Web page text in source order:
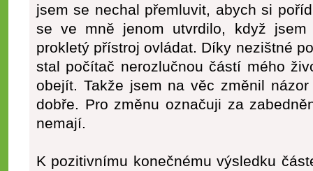
jsem se nechal přemluvit, abych si
se ve mně jenom utvrdilo, když
prokletý přístroj ovládat. Díky nezištné
stal počítač nerozlučnou částí mého
obejít. Takže jsem na věc změnil
dobře. Pro změnu označuji za
nemají.
K pozitivnímu konečnému výsledku